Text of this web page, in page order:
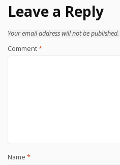
Leave a Reply
Your email address will not be published.
Comment*
Name *